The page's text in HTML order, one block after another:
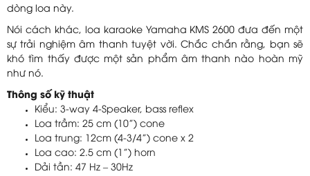
dòng loa này.
Nói cách khác, loa karaoke Yamaha KMS 2600 đưa đến một
sự trải nghiệm âm thanh tuyệt vời. Chắc chắn rằng, bạn sẽ
khó tìm thấy được một sản phẩm âm thanh nào hoàn mỹ
như nó.
Thông số kỹ thuật
Kiểu: 3-way 4-Speaker, bass reflex
Loa trầm: 25 cm (10”) cone
Loa trung: 12cm (4-3/4”) cone x 2
Loa cao: 2.5 cm (1”) horn
Dải tần: 47 Hz – 30Hz